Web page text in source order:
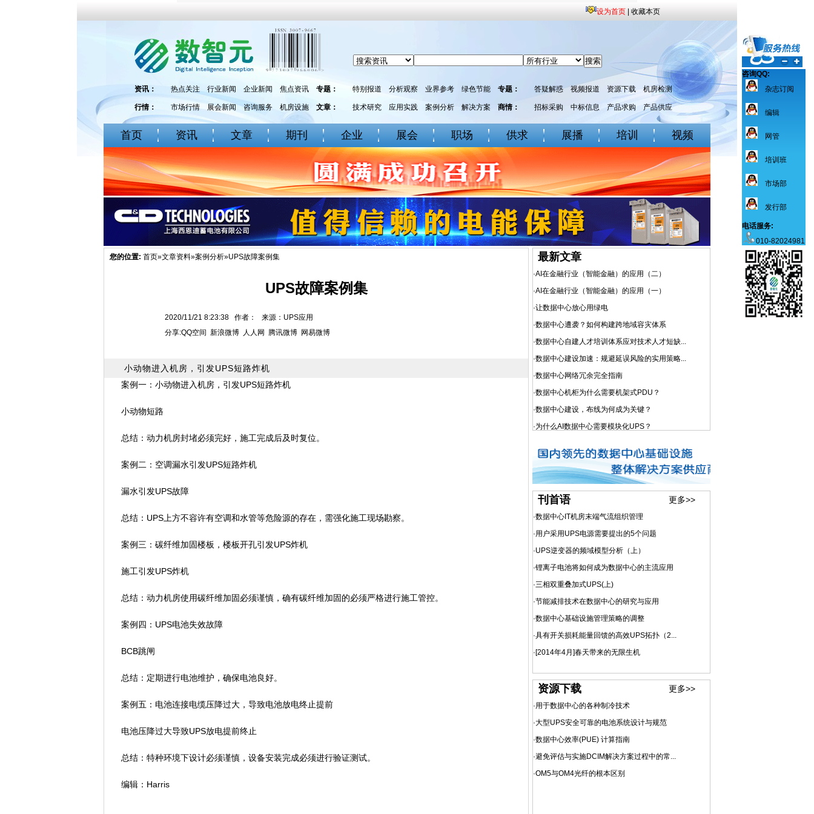
咨询QQ:
杂志订阅
编辑
网管
培训班
市场部
发行部
电话服务:
010-82024981
设为首页 收藏本页
资讯： 热点关注 行业新闻 企业新闻 焦点资讯 专题： 特别报道 分析观察 业界参考 绿色节能 专题： 答疑解惑 视频报道 资源下载 机房检测
行情： 市场行情 展会新闻 咨询服务 机房设施 文章： 技术研究 应用实践 案例分析 解决方案 商情： 招标采购 中标信息 产品求购 产品供应
首页 资讯 文章 期刊 企业 展会 职场 供求 展播 培训 视频
您的位置: 首页»文章资料»案例分析»UPS故障案例集
UPS故障案例集
2020/11/21 8:23:38 作者： 来源：UPS应用
分享:QQ空间 新浪微博 人人网 腾讯微博 网易微博
小动物进入机房，引发UPS短路炸机
案例一：小动物进入机房，引发UPS短路炸机
小动物短路
总结：动力机房封堵必须完好，施工完成后及时复位。
案例二：空调漏水引发UPS短路炸机
漏水引发UPS故障
总结：UPS上方不容许有空调和水管等危险源的存在，需强化施工现场勘察。
案例三：碳纤维加固楼板，楼板开孔引发UPS炸机
施工引发UPS炸机
总结：动力机房使用碳纤维加固必须谨慎，确有碳纤维加固的必须严格进行施工管控。
案例四：UPS电池失效故障
BCB跳闸
总结：定期进行电池维护，确保电池良好。
案例五：电池连接电缆压降过大，导致电池放电终止提前
电池压降过大导致UPS放电提前终止
总结：特种环境下设计必须谨慎，设备安装完成必须进行验证测试。
编辑：Harris
最新文章
·AI在金融行业（智能金融）的应用（二）
·AI在金融行业（智能金融）的应用（一）
·让数据中心放心用绿电
·数据中心遭袭？如何构建跨地域容灾体系
·数据中心自建人才培训体系应对技术人才短缺...
·数据中心建设加速：规避延误风险的实用策略...
·数据中心网络冗余完全指南
·数据中心机柜为什么需要机架式PDU？
·数据中心建设，布线为何成为关键？
·为什么AI数据中心需要模块化UPS？
刊首语 更多>>
·数据中心IT机房末端气流组织管理
·用户采用UPS电源需要提出的5个问题
·UPS逆变器的频域模型分析（上）
·锂离子电池将如何成为数据中心的主流应用
·三相双重叠加式UPS(上)
·节能减排技术在数据中心的研究与应用
·数据中心基础设施管理策略的调整
·具有开关损耗能量回馈的高效UPS拓扑（2...
·[2014年4月]春天带来的无限生机
资源下载 更多>>
·用于数据中心的各种制冷技术
·大型UPS安全可靠的电池系统设计与规范
·数据中心效率(PUE) 计算指南
·避免评估与实施DCIM解决方案过程中的常...
·OM5与OM4光纤的根本区别